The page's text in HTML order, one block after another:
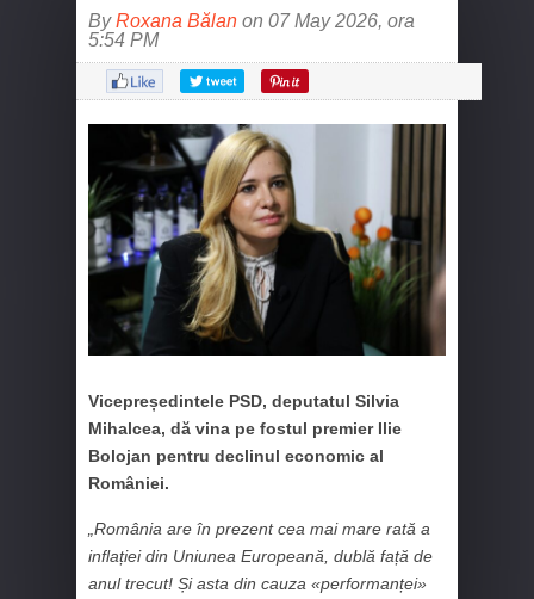
ByRoxana Bălan on 07 May 2026, ora
5:54 PM
Vicepreședintele PSD, deputatul Silvia
Mihalcea, dă vina pe fostul premier Ilie
Bolojan pentru declinul economic al
României.
„România are în prezent cea mai mare rată a
inflației din Uniunea Europeană, dublă față de
anul trecut! Și asta din cauza «performanței»